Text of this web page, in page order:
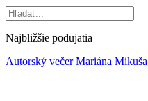
Najbližšie podujatia
Autorský večer Mariána Mikuša